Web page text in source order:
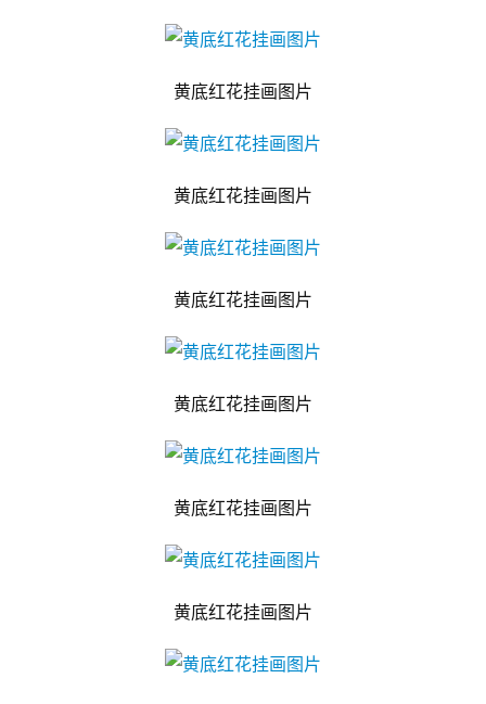
黄底红花挂画图片
黄底红花挂画图片
黄底红花挂画图片
黄底红花挂画图片
黄底红花挂画图片
黄底红花挂画图片